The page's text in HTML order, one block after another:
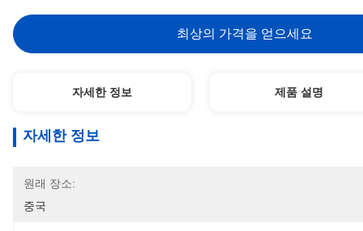
최상의 가격을 얻으세요
자세한 정보 제품 설명
자세한 정보
원래 장소:
중국